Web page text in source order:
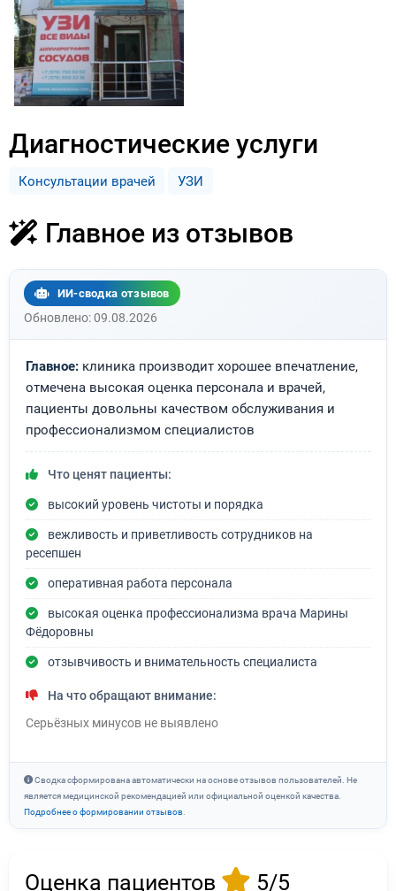
Диагностические услуги
Консультации врачей УЗИ
Главное из отзывов
ИИ-сводка отзывов
Обновлено: 09.08.2026
Главное: клиника производит хорошее впечатление,
отмечена высокая оценка персонала и врачей,
пациенты довольны качеством обслуживания и
профессионализмом специалистов
Что ценят пациенты:
высокий уровень чистоты и порядка
вежливость и приветливость сотрудников на
ресепшен
оперативная работа персонала
высокая оценка профессионализма врача Марины
Фёдоровны
отзывчивость и внимательность специалиста
На что обращают внимание:
Серьёзных минусов не выявлено
Сводка сформирована автоматически на основе отзывов пользователей. Не
является медицинской рекомендацией или официальной оценкой качества.
Подробнее о формировании отзывов.
Оценка пациентов 5/5